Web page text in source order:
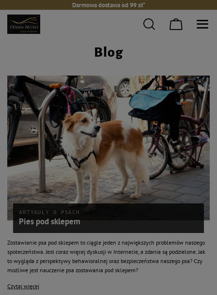
Darmowa dostawa od 99 zł*
Blog
ARTYKUŁY O PSACH
Pies pod sklepem
Zostawianie psa pod sklepem to ciągle jeden z największych problemów naszego
społeczeństwa. Jest coraz więcej dyskusji w Internecie, a zdania są podzielone. Jak
to wygląda z perspektywy behawioralnej oraz bezpieczeństwa naszego psa? Czy
możliwe jest nauczenie psa zostawania pod sklepem?
Czytaj więcej